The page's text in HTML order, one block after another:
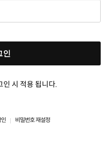
인
인 시 적용 됩니다.
비밀번호 재설정